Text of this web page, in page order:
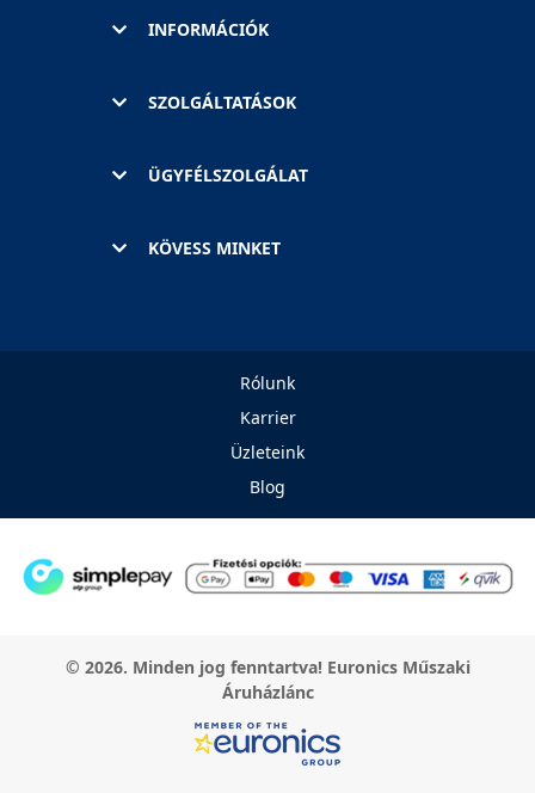
INFORMÁCIÓK
SZOLGÁLTATÁSOK
ÜGYFÉLSZOLGÁLAT
KÖVESS MINKET
Rólunk
Karrier
Üzleteink
Blog
© 2026. Minden jog fenntartva! Euronics Műszaki
Áruházlánc